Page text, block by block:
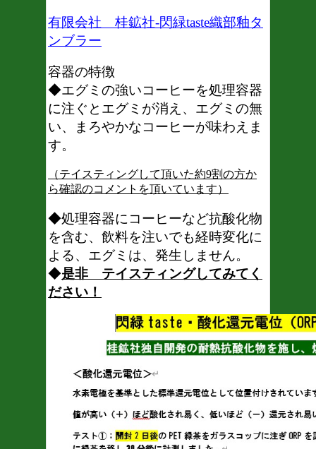
有限会社 桂鉱社-閃緑taste織部釉タ
ンブラー
容器の特徴
◆エグミの強いコーヒーを処理容器
に注ぐとエグミが消え、エグミの無
い、まろやかなコーヒーが味わえま
す。
（テイスティングして頂いた約9割の方か
ら確認のコメントを頂いています）
◆処理容器にコーヒーなど抗酸化物
を含む、飲料を注いでも経時変化に
よる、エグミは、発生しません。
◆是非 テイスティングしてみてく
ださい！